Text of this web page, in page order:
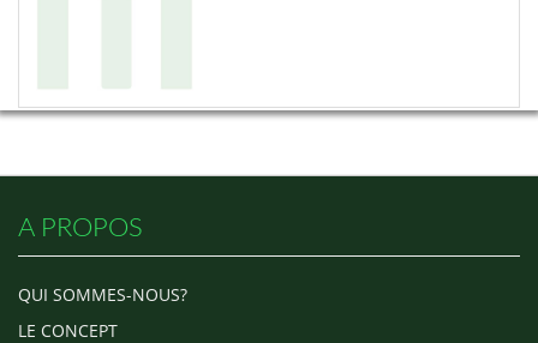
A PROPOS
QUI SOMMES-NOUS?
LE CONCEPT